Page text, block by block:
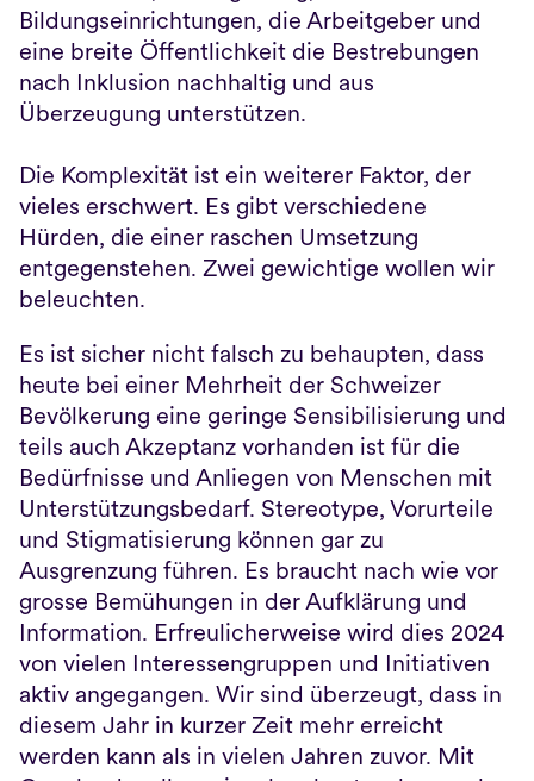
Bildungseinrichtungen, die Arbeitgeber und
eine breite Öffentlichkeit die Bestrebungen
nach Inklusion nachhaltig und aus
Überzeugung unterstützen.
Die Komplexität ist ein weiterer Faktor, der
vieles erschwert. Es gibt verschiedene
Hürden, die einer raschen Umsetzung
entgegenstehen. Zwei gewichtige wollen wir
beleuchten.
Es ist sicher nicht falsch zu behaupten, dass
heute bei einer Mehrheit der Schweizer
Bevölkerung eine geringe Sensibilisierung und
teils auch Akzeptanz vorhanden ist für die
Bedürfnisse und Anliegen von Menschen mit
Unterstützungsbedarf. Stereotype, Vorurteile
und Stigmatisierung können gar zu
Ausgrenzung führen. Es braucht nach wie vor
grosse Bemühungen in der Aufklärung und
Information. Erfreulicherweise wird dies 2024
von vielen Interessengruppen und Initiativen
aktiv angegangen. Wir sind überzeugt, dass in
diesem Jahr in kurzer Zeit mehr erreicht
werden kann als in vielen Jahren zuvor. Mit